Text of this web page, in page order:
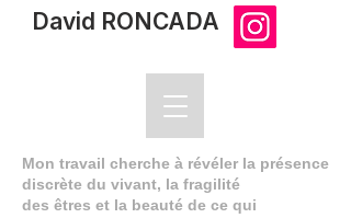
David RONCADA
Mon travail cherche à révéler la présence
discrète du vivant, la fragilité
des êtres et la beauté de ce qui